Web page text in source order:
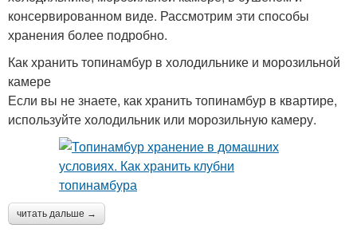
консервированном виде. Рассмотрим эти способы
хранения более подробно.
Как хранить топинамбур в холодильнике и морозильной
камере
Если вы не знаете, как хранить топинамбур в квартире,
используйте холодильник или морозильную камеру.
читать дальше →